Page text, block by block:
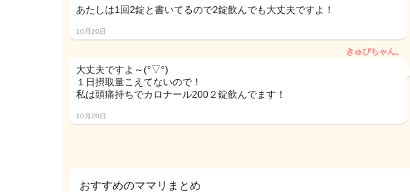
あたしは1回2錠と書いてるので2錠飲んでも大丈夫ですよ！
10月20日
きゅぴちゃん。
大丈夫ですよ～(°▽°)
１日摂取量こえてないので！
私は頭痛持ちでカロナール200２錠飲んでます！
10月20日
おすすめのママリまとめ